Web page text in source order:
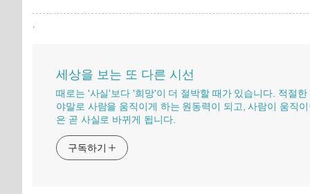
,
세상을 보는 또 다른 시선
때로는 '사실'보다 '희망'이 더 절박할 때가 있습니다. 적절한
야말로 사람을 움직이게 하는 원동력이 되고, 사람이 움직
은 곧 사실로 바뀌게 됩니다.
구독하기